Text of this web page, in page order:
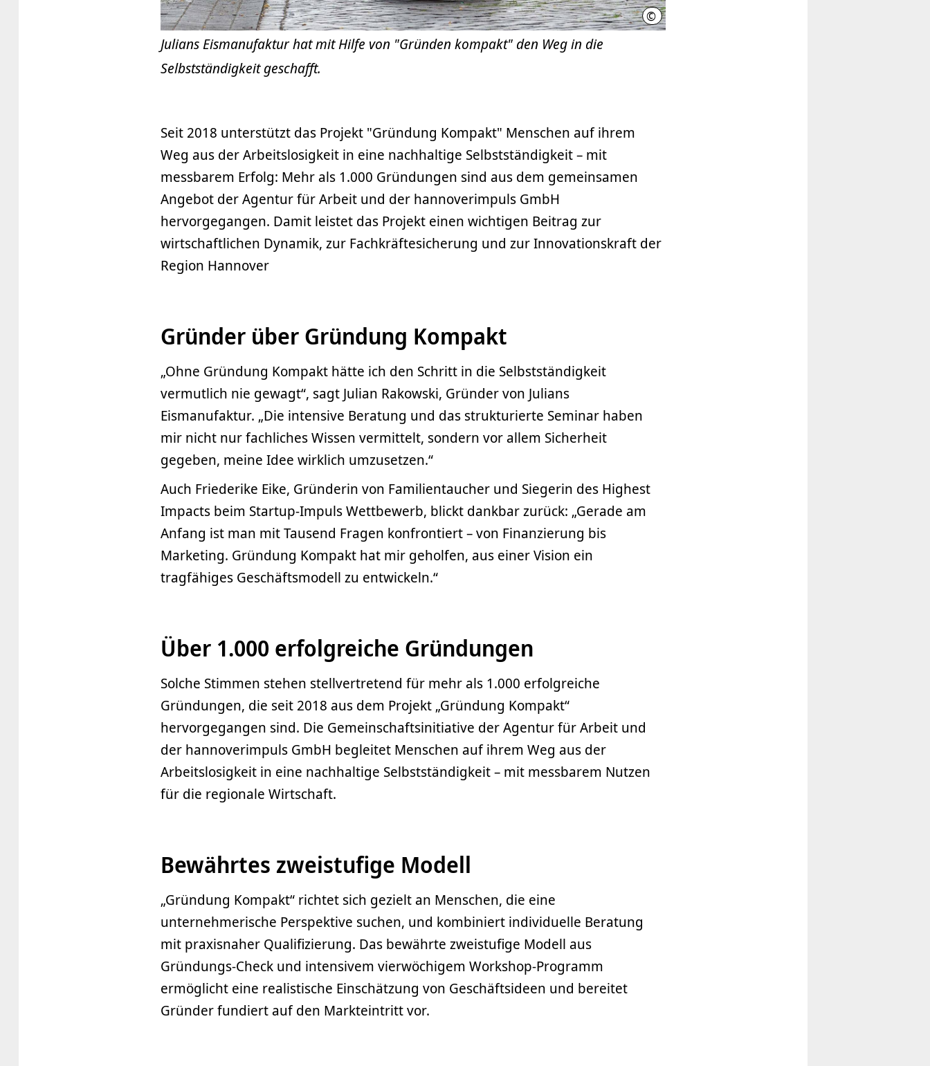
© Andreas Fuchs
Julians Eismanufaktur hat mit Hilfe von "Gründen kompakt" den Weg in die
Selbstständigkeit geschafft.
Seit 2018 unterstützt das Projekt "Gründung Kompakt" Menschen auf ihrem
Weg aus der Arbeitslosigkeit in eine nachhaltige Selbstständigkeit – mit
messbarem Erfolg: Mehr als 1.000 Gründungen sind aus dem gemeinsamen
Angebot der Agentur für Arbeit und der hannoverimpuls GmbH
hervorgegangen. Damit leistet das Projekt einen wichtigen Beitrag zur
wirtschaftlichen Dynamik, zur Fachkräftesicherung und zur Innovationskraft der
Region Hannover
Gründer über Gründung Kompakt
„Ohne Gründung Kompakt hätte ich den Schritt in die Selbstständigkeit
vermutlich nie gewagt“, sagt Julian Rakowski, Gründer von Julians
Eismanufaktur. „Die intensive Beratung und das strukturierte Seminar haben
mir nicht nur fachliches Wissen vermittelt, sondern vor allem Sicherheit
gegeben, meine Idee wirklich umzusetzen.“
Auch Friederike Eike, Gründerin von Familientaucher und Siegerin des Highest
Impacts beim Startup-Impuls Wettbewerb, blickt dankbar zurück: „Gerade am
Anfang ist man mit Tausend Fragen konfrontiert – von Finanzierung bis
Marketing. Gründung Kompakt hat mir geholfen, aus einer Vision ein
tragfähiges Geschäftsmodell zu entwickeln.“
Über 1.000 erfolgreiche Gründungen
Solche Stimmen stehen stellvertretend für mehr als 1.000 erfolgreiche
Gründungen, die seit 2018 aus dem Projekt „Gründung Kompakt“
hervorgegangen sind. Die Gemeinschaftsinitiative der Agentur für Arbeit und
der hannoverimpuls GmbH begleitet Menschen auf ihrem Weg aus der
Arbeitslosigkeit in eine nachhaltige Selbstständigkeit – mit messbarem Nutzen
für die regionale Wirtschaft.
Bewährtes zweistufige Modell
„Gründung Kompakt“ richtet sich gezielt an Menschen, die eine
unternehmerische Perspektive suchen, und kombiniert individuelle Beratung
mit praxisnaher Qualifizierung. Das bewährte zweistufige Modell aus
Gründungs-Check und intensivem vierwöchigem Workshop-Programm
ermöglicht eine realistische Einschätzung von Geschäftsideen und bereitet
Gründer fundiert auf den Markteintritt vor.